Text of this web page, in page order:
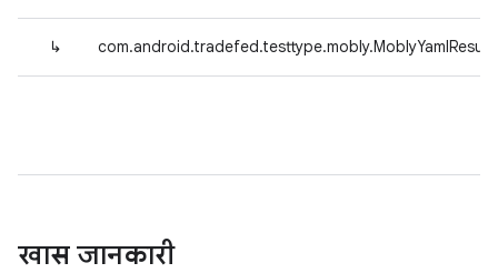
↳
खास जानकारी